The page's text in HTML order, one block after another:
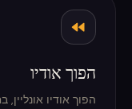
הפוך אודיו
הפוך אודיו